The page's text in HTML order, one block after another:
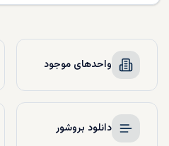
واحدهای موجود
دانلود بروشور